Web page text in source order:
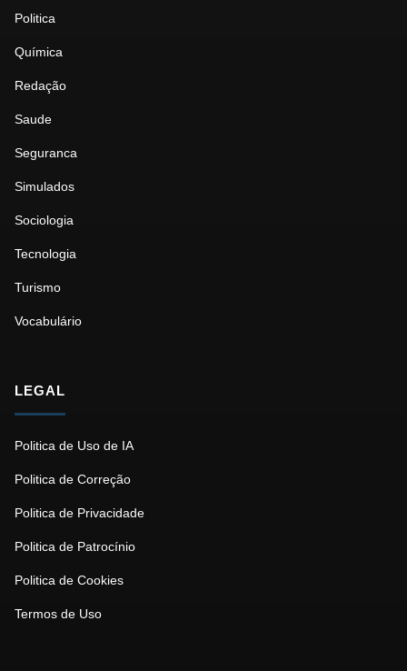
Politica
Química
Redação
Saude
Seguranca
Simulados
Sociologia
Tecnologia
Turismo
Vocabulário
LEGAL
Politica de Uso de IA
Politica de Correção
Politica de Privacidade
Politica de Patrocínio
Politica de Cookies
Termos de Uso